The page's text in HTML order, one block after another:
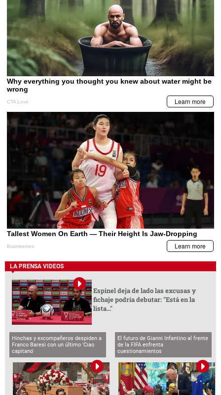
LA PRENSA VIDEOS
Espinel deja de lado las excusas y
fichaje podría debutar: "Está en la
lista..."
Hinchas y excompañeros despiden a
Franco Baresi con un último 'Ciao
capitano'
El futuro de Gianni Infantino al frente
de la FIFA enfrenta
cuestionamientos